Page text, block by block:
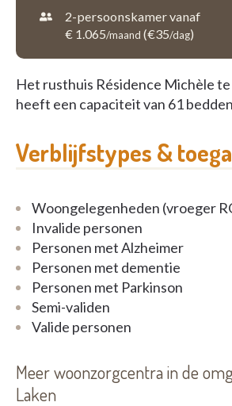
2-persoonskamer vanaf
€ 1.065/maand (€35/dag)
Het rusthuis Résidence Michèle te
heeft een capaciteit van 61
Verblijfstypes &
Woongelegenheden (vroeger
Invalide personen
Personen met Alzheimer
Personen met dementie
Personen met Parkinson
Semi-validen
Valide personen
Meer woonzorgcentra in de
Laken